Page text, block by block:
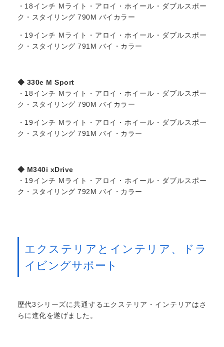
・18インチ Mライト・アロイ・ホイール・ダブルスポー
ク・スタイリング 790M バイカラー
・19インチ Mライト・アロイ・ホイール・ダブルスポー
ク・スタイリング 791M バイ・カラー
◆ 330e M Sport
・18インチ Mライト・アロイ・ホイール・ダブルスポー
ク・スタイリング 790M バイカラー
・19インチ Mライト・アロイ・ホイール・ダブルスポー
ク・スタイリング 791M バイ・カラー
◆ M340i xDrive
・19インチ Mライト・アロイ・ホイール・ダブルスポー
ク・スタイリング 792M バイ・カラー
エクステリアとインテリア、ドラ
イビングサポート
歴代3シリーズに共通するエクステリア・インテリアはさ
らに進化を遂げました。